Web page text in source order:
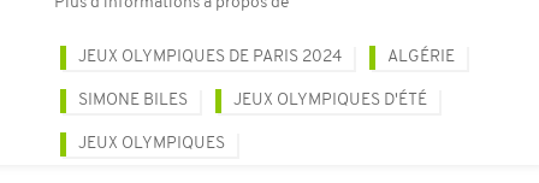
JEUX OLYMPIQUES DE PARIS 2024 ALGÉRIE
SIMONE BILES JEUX OLYMPIQUES D'ÉTÉ
JEUX OLYMPIQUES